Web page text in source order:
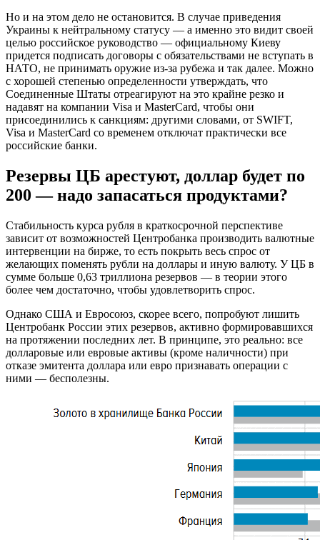
Но и на этом дело не остановится. В случае приведения
Украины к нейтральному статусу — а именно это видит своей
целью российское руководство — официальному Киеву
придется подписать договоры с обязательствами не вступать в
НАТО, не принимать оружие из-за рубежа и так далее. Можно
с хорошей степенью определенности утверждать, что
Соединенные Штаты отреагируют на это крайне резко и
надавят на компании Visa и MasterСard, чтобы они
присоединились к санкциям: другими словами, от SWIFT,
Visa и MasterCard со временем отключат практически все
российские банки.
Резервы ЦБ арестуют, доллар будет по
200 — надо запасаться продуктами?
Стабильность курса рубля в краткосрочной перспективе
зависит от возможностей Центробанка производить валютные
интервенции на бирже, то есть покрыть весь спрос от
желающих поменять рубли на доллары и иную валюту. У ЦБ в
сумме больше 0,63 триллиона резервов — в теории этого
более чем достаточно, чтобы удовлетворить спрос.
Однако США и Евросоюз, скорее всего, попробуют лишить
Центробанк России этих резервов, активно формировавшихся
на протяжении последних лет. В принципе, это реально: все
долларовые или евровые активы (кроме наличности) при
отказе эмитента доллара или евро признавать операции с
ними — бесполезны.